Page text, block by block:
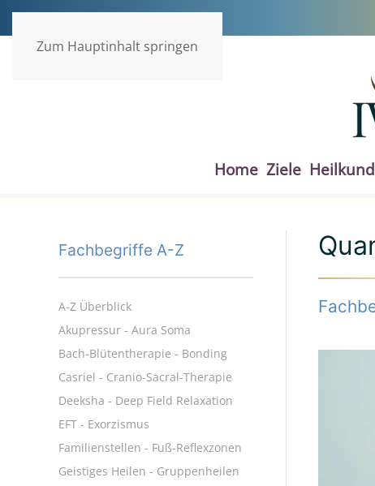
Zum Hauptinhalt springen
Home Ziele
Fachbegriffe A-Z
A-Z Überblick
Akupressur - Aura Soma
Bach-Blütentherapie - Bonding
Casriel - Cranio-Sacral-Therapie
Deeksha - Deep Field Relaxation
EFT - Exorzismus
Familienstellen - Fuß-Reflexzonen
Geistiges Heilen - Gruppenheilen